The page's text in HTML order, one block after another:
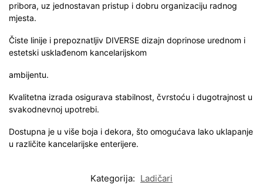
pribora, uz jednostavan pristup i dobru organizaciju radnog
mjesta.
Čiste linije i prepoznatljiv DIVERSE dizajn doprinose urednom i
estetski usklađenom kancelarijskom
ambijentu.
Kvalitetna izrada osigurava stabilnost, čvrstoću i dugotrajnost u
svakodnevnoj upotrebi.
Dostupna je u više boja i dekora, što omogućava lako uklapanje
u različite kancelarijske enterijere.
Kategorija: Ladičari